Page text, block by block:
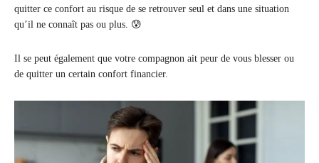
quitter ce confort au risque de se retrouver seul et dans une situation
qu’il ne connaît pas ou plus. 😰
Il se peut également que votre compagnon ait peur de vous blesser ou
de quitter un certain confort financier.